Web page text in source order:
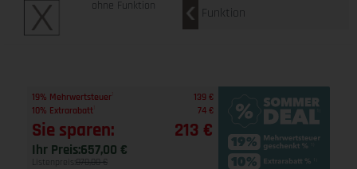
ohne Funktion Funktion
19% Mehrwertsteuer
139 €
10% Extrarabatt
74 €
Sie sparen: 213 €
Ihr Preis:657,00 €
Listenpreis: 870,00 €